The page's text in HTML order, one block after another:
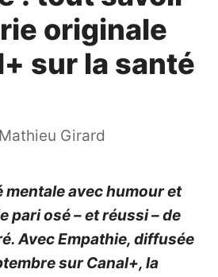
originale
sur la santé
Mathieu Girard
mentale avec humour et
pari osé – et réussi – de
AvecEmpathie, diffusée
sur Canal+, la